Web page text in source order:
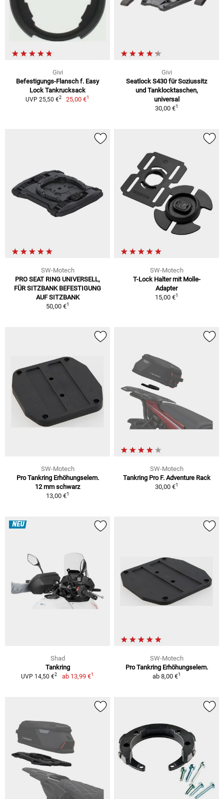
Givi
Befestigungs-Flansch f. Easy
Lock Tankrucksack
UVP 25,50 €2 25,00 €1
Givi
Seatlock S430 für Soziussitz
und Tanklocktaschen,
universal
30,00 €1
SW-Motech
PRO SEAT RING UNIVERSELL,
FÜR SITZBANK BEFESTIGUNG
AUF SITZBANK
50,00 €1
SW-Motech
T-Lock Halter mit Molle-
Adapter
15,00 €1
SW-Motech
Pro Tankring Erhöhungselem.
12 mm schwarz
13,00 €1
SW-Motech
Tankring Pro F. Adventure Rack
30,00 €1
NEU
Shad
Tankring
UVP 14,50 €2 ab 13,99 €1
SW-Motech
Pro Tankring Erhöhungselem.
ab 8,00 €1